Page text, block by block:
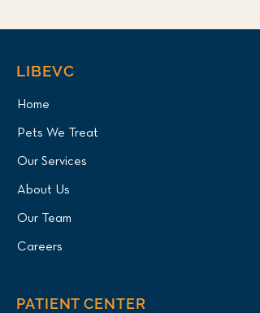
LIBEVC
Home
Pets We Treat
Our Services
About Us
Our Team
Careers
PATIENT CENTER